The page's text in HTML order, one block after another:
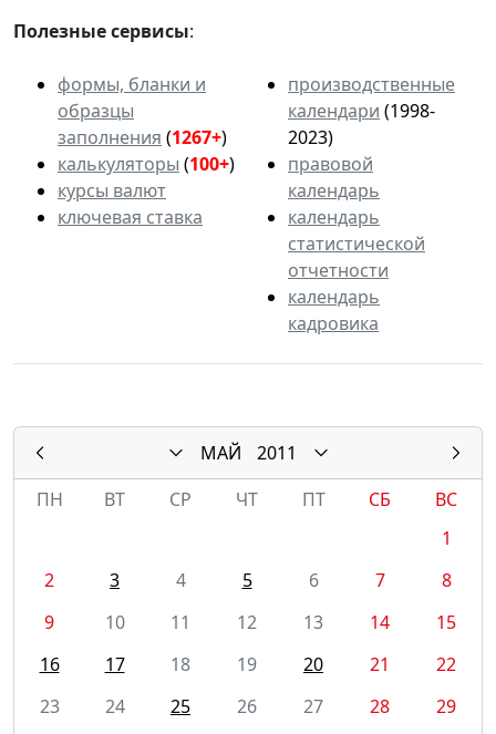
Полезные сервисы:
формы, бланки и
образцы
заполнения (1267+)
калькуляторы (100+)
курсы валют
ключевая ставка
производственные
календари (1998-
2023)
правовой
календарь
календарь
статистической
отчетности
календарь
кадровика
МАЙ
2011
ПН
ВТ СР ЧТ ПТ СБ
ВС
1
2
3 4 5 6 7
8
9
10 11 12 13 14
15
16
17 18 19 20 21
22
23
24 25 26 27 28
29